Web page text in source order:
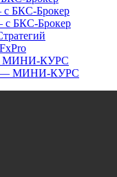
с БКС-Брокер
с БКС-Брокер
— МИНИ-КУРС
— МИНИ-КУРС